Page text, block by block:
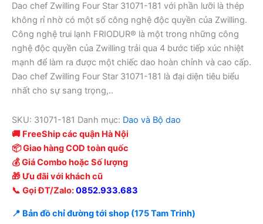
Dao chef Zwilling Four Star 31071-181 với phần lưỡi là thép
không rỉ nhờ có một số công nghệ độc quyền của Zwilling.
Công nghệ trui lạnh FRIODUR® là một trong những công
nghệ độc quyền của Zwilling trải qua 4 bước tiếp xúc nhiệt
mạnh để làm ra được một chiếc dao hoàn chỉnh và cao cấp.
Dao chef Zwilling Four Star 31071-181 là đại diện tiêu biểu
nhất cho sự sang trọng,..
SKU: 31071-181 Danh mục: Dao và Bộ dao
🚚 FreeShip các quận Hà Nội
📦 Giao hàng COD toàn quốc
💰 Giá Combo hoặc Số lượng
🎁 Ưu đãi với khách cũ
📞 Gọi ĐT/Zalo:0852.933.683
📍 Bản đồ chỉ đường tới shop (175 Tam Trinh)